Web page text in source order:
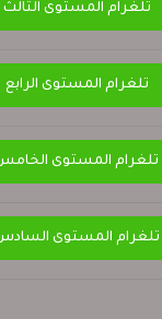
تلغرام المستوى الثالث
تلغرام المستوى الرابع
تلغرام المستوى
تلغرام المستوى